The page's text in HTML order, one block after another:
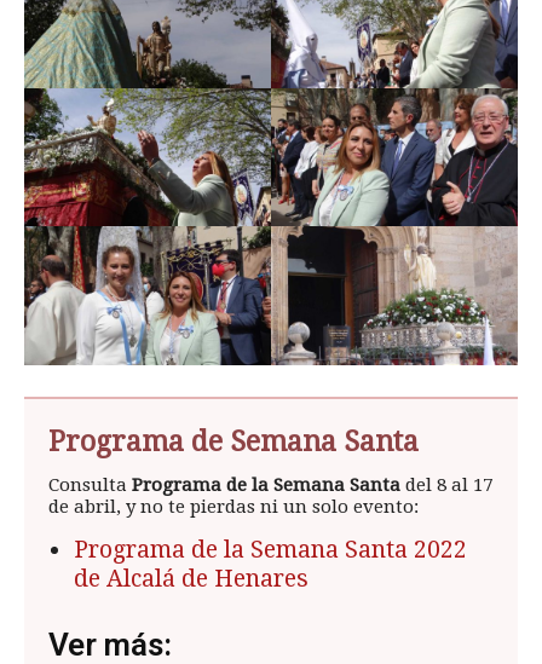
Programa de Semana Santa
Consulta Programa de la Semana Santa del 8 al 17
de abril, y no te pierdas ni un solo evento:
Programa de la Semana Santa 2022
de Alcalá de Henares
Ver más: